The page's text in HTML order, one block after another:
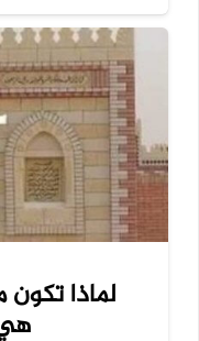
لماذا